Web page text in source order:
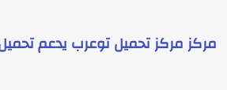
مركزمركز تحميل توعرب يدعم